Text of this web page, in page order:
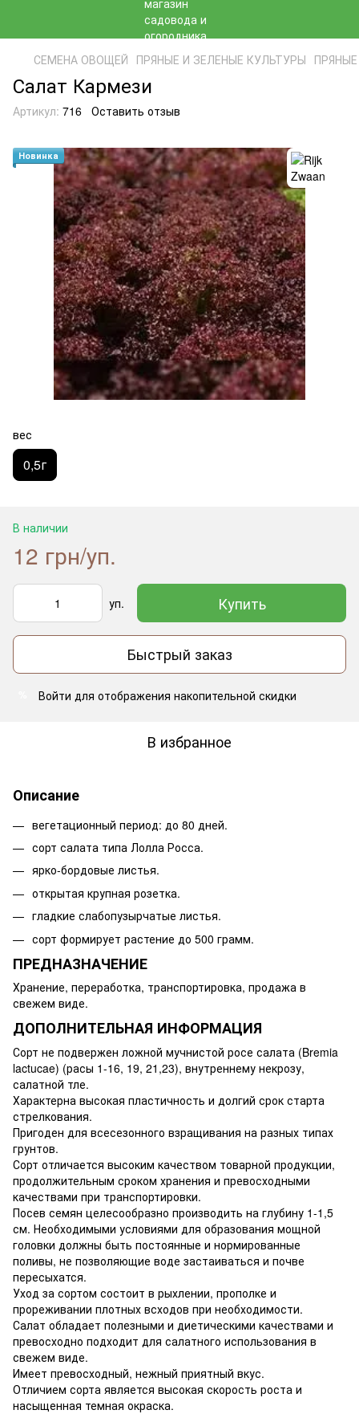
СЕМЕНА ОВОЩЕЙ ПРЯНЫЕ И ЗЕЛЕНЫЕ КУЛЬТУРЫ
Салат Кармези
Артикул: 716 Оставить отзыв
Новинка
вес
0,5г
В наличии
12 грн/уп.
уп. Купить
Быстрый заказ
Войти для отображения накопительной скидки
В избранное
Описание
вегетационный период: до 80 дней.
сорт салата типа Лолла Росса.
ярко-бордовые листья.
открытая крупная розетка.
гладкие слабопузырчатые листья.
сорт формирует растение до 500 грамм.
ПРЕДНАЗНАЧЕНИЕ
Хранение, переработка, транспортировка, продажа в
свежем виде.
ДОПОЛНИТЕЛЬНАЯ ИНФОРМАЦИЯ
Сорт не подвержен ложной мучнистой росе салата (Bremia
lactucae) (расы 1-16, 19, 21,23), внутреннему некрозу,
салатной тле.
Характерна высокая пластичность и долгий срок старта
стрелкования.
Пригоден для всесезонного взращивания на разных типах
грунтов.
Сорт отличается высоким качеством товарной продукции,
продолжительным сроком хранения и превосходными
качествами при транспортировки.
Посев семян целесообразно производить на глубину 1-1,5
см. Необходимыми условиями для образования мощной
головки должны быть постоянные и нормированные
поливы, не позволяющие воде застаиваться и почве
пересыхатся.
Уход за сортом состоит в рыхлении, прополке и
прореживании плотных всходов при необходимости.
Салат обладает полезными и диетическими качествами и
превосходно подходит для салатного использования в
свежем виде.
Имеет превосходный, нежный приятный вкус.
Отличием сорта является высокая скорость роста и
насыщенная темная окраска.